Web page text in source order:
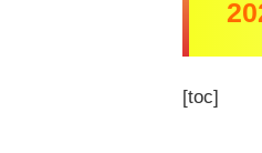
[toc]